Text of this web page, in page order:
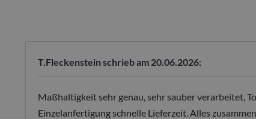
T.Fleckenstein schrieb am 20.06.2026:
Maßhaltigkeit sehr genau, sehr sauber verarbeitet,
Einzelanfertigung schnelle Lieferzeit. Alles